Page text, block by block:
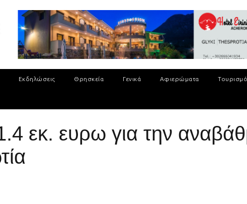
Εκδηλώσεις Θρησκεία Γενικά Αφιερώματα
εκ. ευρω για την